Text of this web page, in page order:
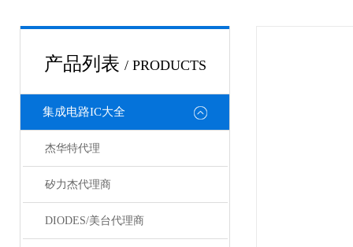
产品列表 / PRODUCTS
集成电路IC大全
杰华特代理
矽力杰代理商
DIODES/美台代理商